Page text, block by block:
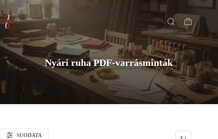
Skip
to
content
Shopping
cart
Főoldal
Nyári ruha PDF-varrásminták
SUODATA